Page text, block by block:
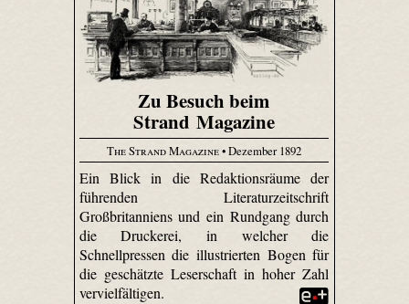
Zu Besuch beim
Strand Magazine
The Strand Magazine• Dezember 1892
Ein Blick in die Redaktionsräume der
führenden Literaturzeitschrift
Großbritanniens und ein Rundgang durch
die Druckerei, in welcher die
Schnellpressen die illustrierten Bogen für
die geschätzte Leserschaft in hoher Zahl
vervielfältigen.